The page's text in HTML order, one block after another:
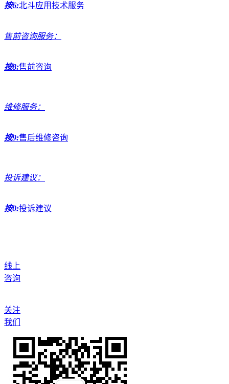
按6:北斗应用技术服务
售前咨询服务：
按8:售前咨询
维修服务：
按9:售后维修咨询
投诉建议：
按0:投诉建议
线上
咨询
关注
我们